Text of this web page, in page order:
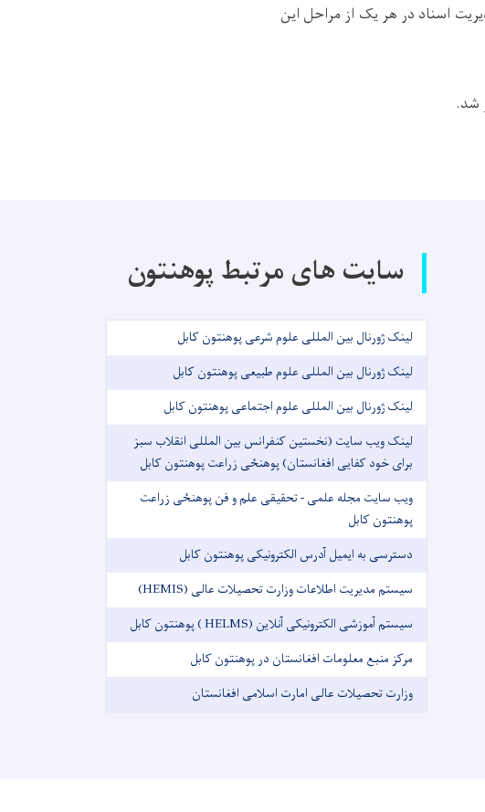
اسناد در هر یک از مراحل این
شد.
سایت های مرتبط پوهنتون
لینک ژورنال بین المللی علوم شرعی پوهنتون کابل
لینک ژورنال بین المللی علوم طبیعی پوهنتون کابل
لینک ژورنال بین المللی علوم اجتماعی پوهنتون کابل
لینک ویب سایت (نخستین کنفرانس بین المللی انقلاب سبز
برای خود کفایی افغانستان) پوهنځی زراعت پوهنتون کابل
ویب سایت مجله علمی - تحقیقی علم و فن پوهنځی زراعت
پوهنتون کابل
دسترسی به ایمیل آدرس الکترونیکی پوهنتون کابل
سیستم مدیریت اطلاعات وزارت تحصیلات عالی (HEMIS)
سیستم آموزشی الکترونیکی آنلاین (HELMS ) پوهنتون کابل
مرکز منبع معلومات افغانستان در پوهنتون کابل
وزارت تحصیلات عالی امارت اسلامی افغانستان